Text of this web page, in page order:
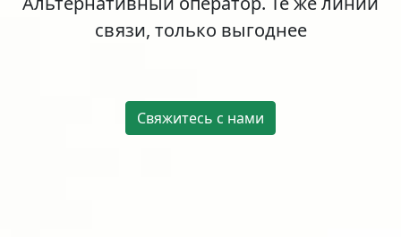
связи, только выгоднее
Свяжитесь с нами